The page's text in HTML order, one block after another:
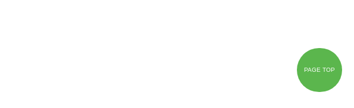
PAGE TOP